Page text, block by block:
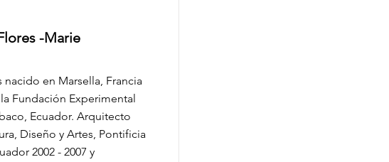
-Marie
en Marsella, Francia
Fundación Experimental
Ecuador. Arquitecto
Diseño y Artes, Pontificia
2002 - 2007 y